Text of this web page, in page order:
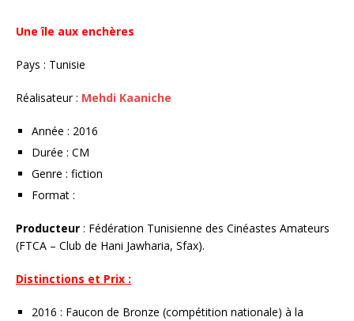
Une île aux enchères
Pays : Tunisie
Réalisateur : Mehdi Kaaniche
Année : 2016
Durée : CM
Genre : fiction
Format :
Producteur : Fédération Tunisienne des Cinéastes Amateurs
(FTCA – Club de Hani Jawharia, Sfax).
Distinctions et Prix :
2016 : Faucon de Bronze (compétition nationale) à la